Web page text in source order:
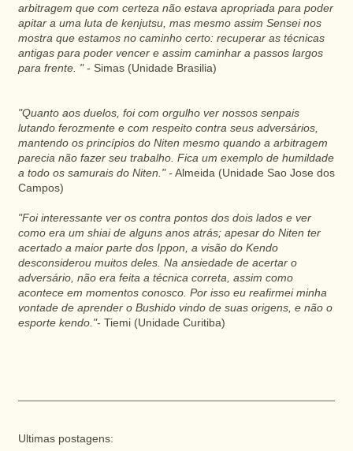
arbitragem que com certeza não estava apropriada para poder
apitar a uma luta de kenjutsu, mas mesmo assim Sensei nos
mostra que estamos no caminho certo: recuperar as técnicas
antigas para poder vencer e assim caminhar a passos largos
para frente. " - Simas (Unidade Brasilia)
"Quanto aos duelos, foi com orgulho ver nossos senpais
lutando ferozmente e com respeito contra seus adversários,
mantendo os princípios do Niten mesmo quando a arbitragem
parecia não fazer seu trabalho. Fica um exemplo de humildade
a todo os samurais do Niten." -Almeida (Unidade Sao Jose dos
Campos)
"Foi interessante ver os contra pontos dos dois lados e ver
como era um shiai de alguns anos atrás; apesar do Niten ter
acertado a maior parte dos Ippon, a visão do Kendo
desconsiderou muitos deles. Na ansiedade de acertar o
adversário, não era feita a técnica correta, assim como
acontece em momentos conosco. Por isso eu reafirmei minha
vontade de aprender o Bushido vindo de suas origens, e não o
esporte kendo."- Tiemi (Unidade Curitiba)
Ultimas postagens: